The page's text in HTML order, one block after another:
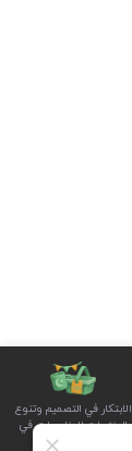
الابتكار في التصميم وتنوع
المنتجات للمناسبات في
سلة الأسرة